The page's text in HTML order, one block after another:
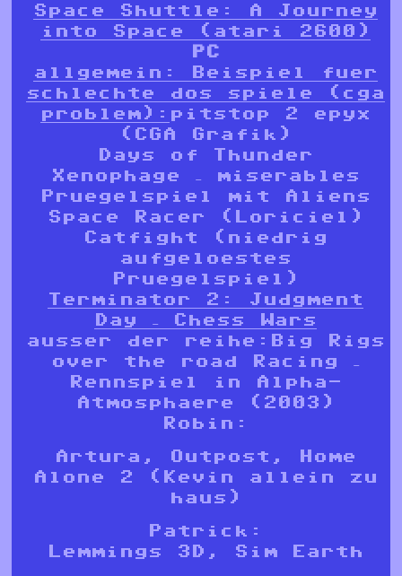
Space Shuttle: A Journey
into Space (atari 2600)
PC
allgemein: Beispiel fuer
schlechte dos spiele (cga
problem): pitstop 2 epyx
(CGA Grafik)
Days of Thunder
Xenophage – miserables
Pruegelspiel mit Aliens
Space Racer (Loriciel)
Catfight (niedrig
aufgeloestes
Pruegelspiel)
Terminator 2: Judgment
Day – Chess Wars
ausser der reihe:Big Rigs
over the road Racing –
Rennspiel in Alpha-
Atmosphaere (2003)
Robin:
Artura, Outpost, Home
Alone 2 (Kevin allein zu
haus)
Patrick:
Lemmings 3D, Sim Earth